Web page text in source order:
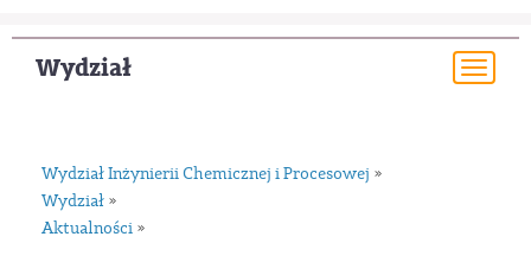
Wydział
Wydział Inżynierii Chemicznej i Procesowej »
Wydział »
Aktualności »